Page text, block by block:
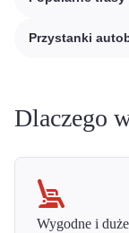
Przystanki
Dlaczego
Wygodne i